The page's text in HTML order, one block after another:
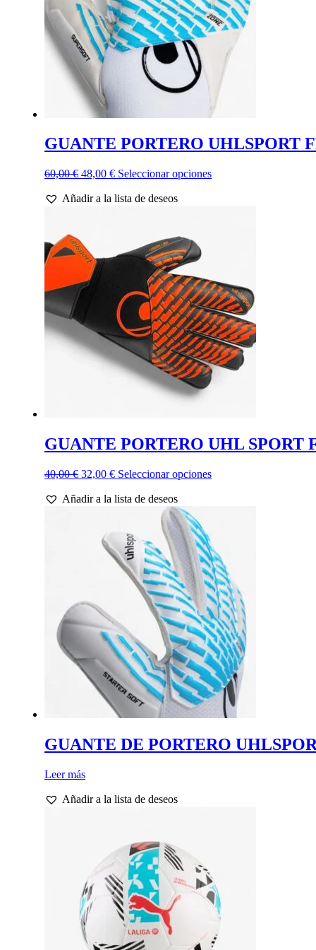
la
página
producto
GUANTE PORTERO UHLSPORT
60,00€ El
original
48,00 €El
actual
Seleccionar opcionesEste
elegir
en
la
página
de
producto
Añadir a la lista de deseos
GUANTE PORTERO UHL SPORT
40,00€ El
original
32,00 €El
actual
Seleccionar opcionesEste
opciones
se
pueden
elegir
en
la
página
de
producto
Añadir a la lista de deseos
GUANTE DE PORTERO
Leer más
Añadir a la lista de deseos